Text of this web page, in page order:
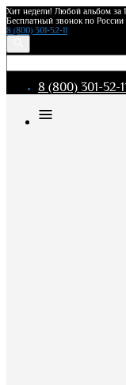
Хит недели! Любой альбом за
Бесплатный звонок по России
8 (800) 301-52-11
8 (800) 301-52-